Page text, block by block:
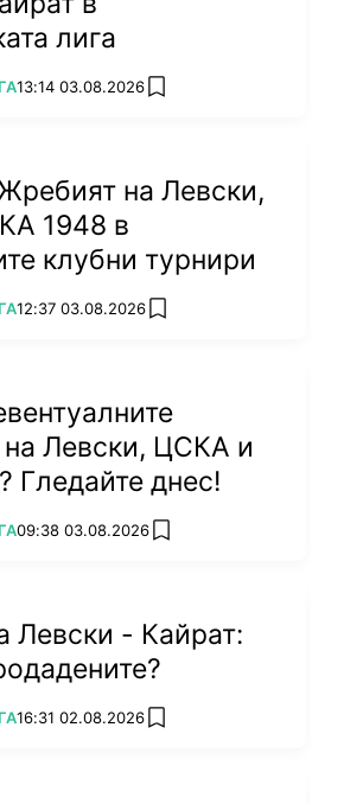
лига
13:14 03.08.2026 add favorites
на Левски,
1948 в
клубни турнири
12:37 03.08.2026 add favorites
Левски, ЦСКА и
Гледайте днес!
09:38 03.08.2026 add favorites
Левски - Кайрат:
16:31 02.08.2026 add favorites